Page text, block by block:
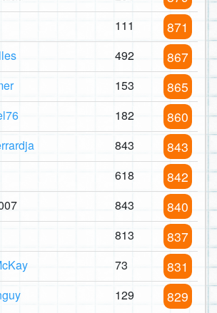
111 871
492 867
153 865
182 860
843 843
618 842
843 840
813 837
73 831
129 829